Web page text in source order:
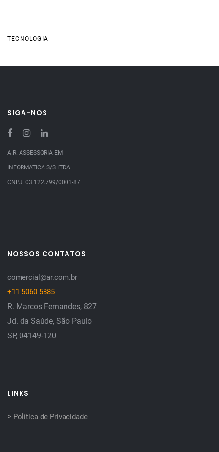
TECNOLOGIA
SIGA-NOS
A.R. ASSESSORIA EM
INFORMATICA S/S LTDA.
CNPJ: 03.122.799/0001-87
NOSSOS CONTATOS
comercial@ar.com.br
+11 5060 5885
R. Marcos Fernandes, 827
Jd. da Saúde, São Paulo
SP, 04149-120
LINKS
> Política de Privacidade